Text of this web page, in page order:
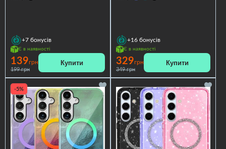
+7 бонусів
Є в наявності
139грн
199 грн
Купити
+16 бонусів
Є в наявності
329грн
349 грн
Купити
-5%